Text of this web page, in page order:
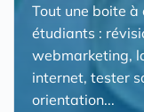
Tout une boite
étudiants :
webmarketing,
internet, tester
orientation...